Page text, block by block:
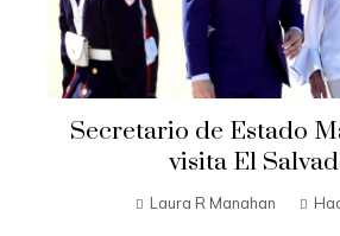
Secretario de Estado
visita El
Laura R Manahan